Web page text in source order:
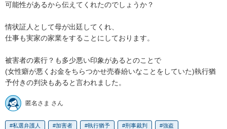
可能性があるから伝えてくれたのでしょうか？
情状証人として母が出廷してくれ、
仕事も実家の家業をすることにしております。
被害者の素行？も多少悪い印象があるとのことで
(女性癖が悪くお金をちらつかせ売春紛いなことをしていた)執行猶
予付きの判決もあると言われました。
匿名さま さん
私選弁護人 加害者 執行猶予 刑事裁判 強盗